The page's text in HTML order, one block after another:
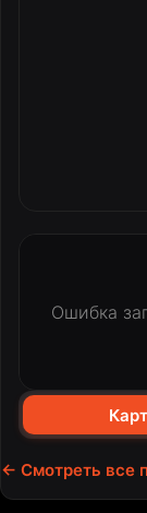
Ошибка
← Смотреть все